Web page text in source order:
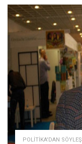
POLITIKA'DAN SÖYLEŞI